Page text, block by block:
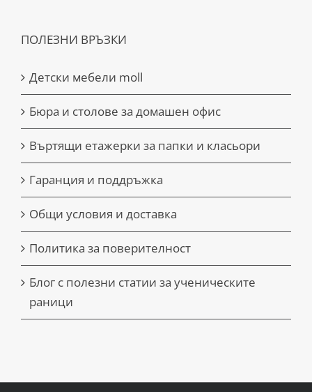
ПОЛЕЗНИ ВРЪЗКИ
Детски мебели moll
Бюра и столове за домашен офис
Въртящи етажерки за папки и класьори
Гаранция и поддръжка
Общи условия и доставка
Политика за поверителност
Блог с полезни статии за ученическите
раници